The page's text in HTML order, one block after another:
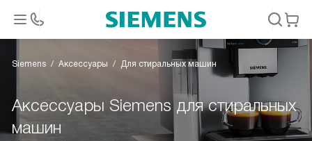
Siemens Аксессуары Для стиральных машин
Аксессуары Siemens для стиральных
машин